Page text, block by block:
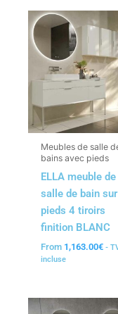
Meubles de salle
bains avec pieds
ELLA meuble de
salle de bain sur
pieds 4 tiroirs
finition BLANC
From 1,163.00€ -
incluse